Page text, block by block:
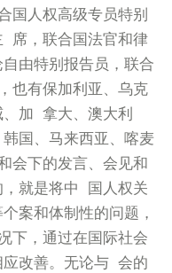
国人权高级专员特别
席，联合国法官和律
由特别报告员，联合
也有保加利亚、乌克
、加 拿大、澳大利
国、马来西亚、喀麦
会下的发言、会见和
就是将中 国人权关
案和体制性的问题，
下，通过在国际社会
改善。无论与 会的